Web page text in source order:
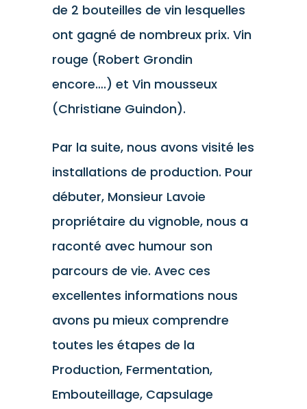
de 2 bouteilles de vin lesquelles
ont gagné de nombreux prix. Vin
rouge (Robert Grondin
encore….) et Vin mousseux
(Christiane Guindon).
Par la suite, nous avons visité les
installations de production. Pour
débuter, Monsieur Lavoie
propriétaire du vignoble, nous a
raconté avec humour son
parcours de vie. Avec ces
excellentes informations nous
avons pu mieux comprendre
toutes les étapes de la
Production, Fermentation,
Embouteillage, Capsulage